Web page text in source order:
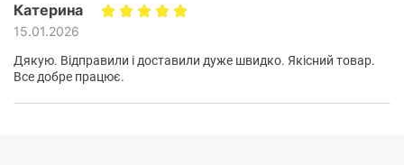
Катерина
15.01.2026
Дякую. Відправили і доставили дуже швидко. Якісний товар.
Все добре працює.